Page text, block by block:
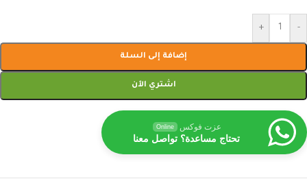
-
+
إضافة إلى السلة
اشتري الآن
عزت فوكس Online
تحتاج مساعدة؟ تواصل معنا